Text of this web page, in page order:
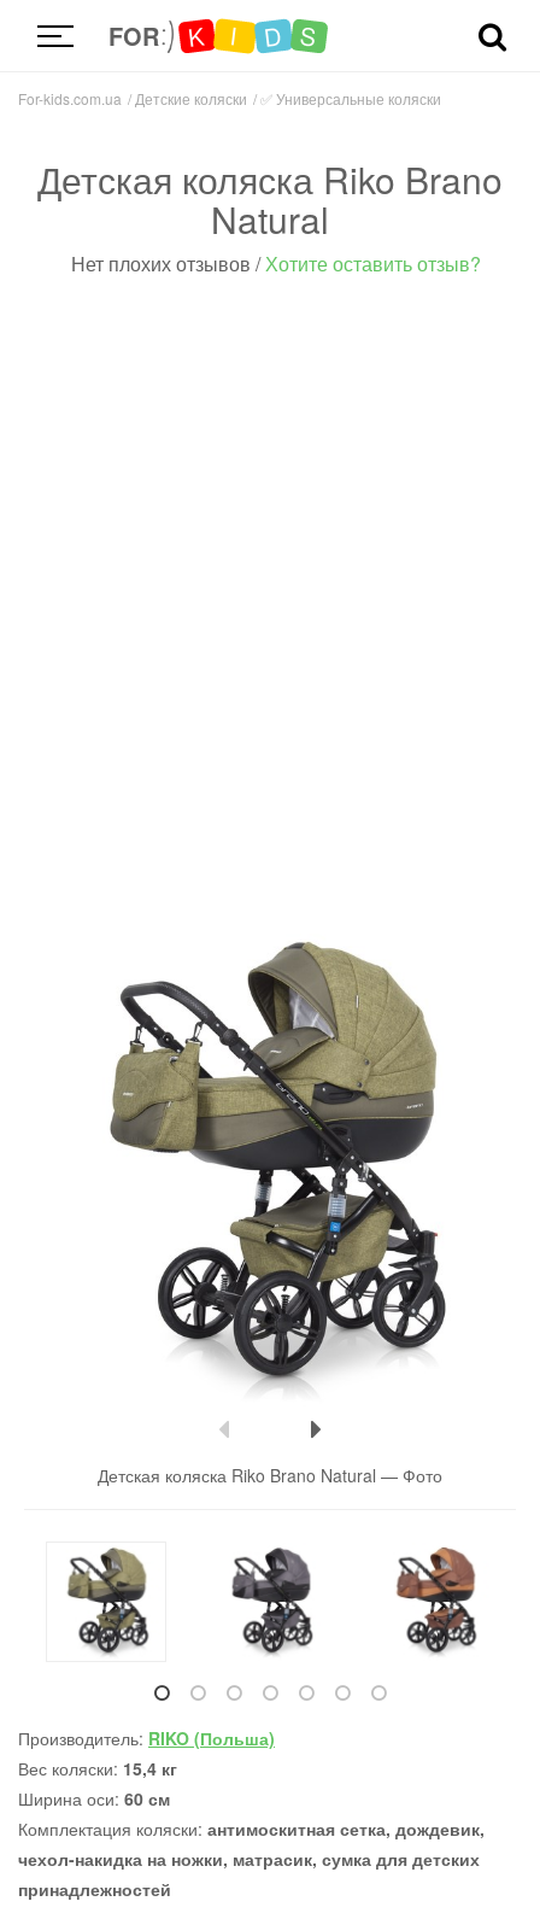
FOR K I D S
For-kids.com.ua Детские коляски ✅Универсальные коляски
Детская коляска Riko Brano
Natural
Нет плохих отзывов /Хотите оставить отзыв?
Детская коляска Riko Brano Natural — Фото
Производитель: RIKO (Польша)
Вес коляски: 15,4 кг
Ширина оси: 60 см
Комплектация коляски: антимоскитная сетка, дождевик,
чехол-накидка на ножки, матрасик, сумка для детских
принадлежностей